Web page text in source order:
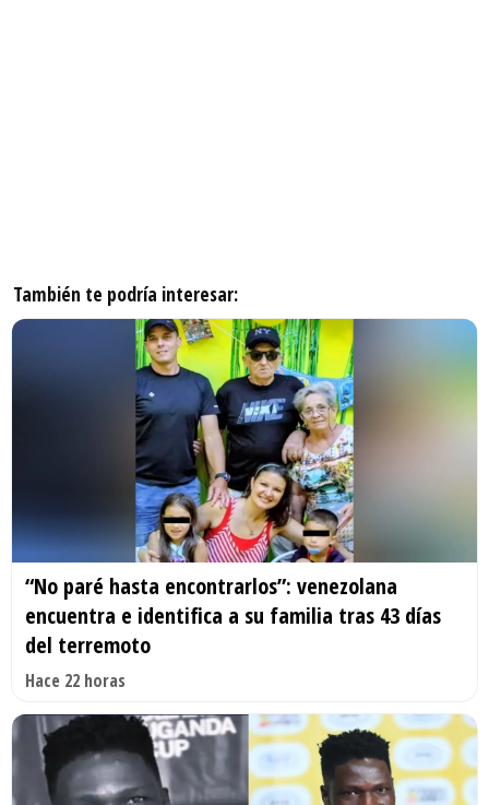
También te podría interesar:
“No paré hasta encontrarlos”: venezolana
encuentra e identifica a su familia tras 43 días
del terremoto
Hace 22 horas